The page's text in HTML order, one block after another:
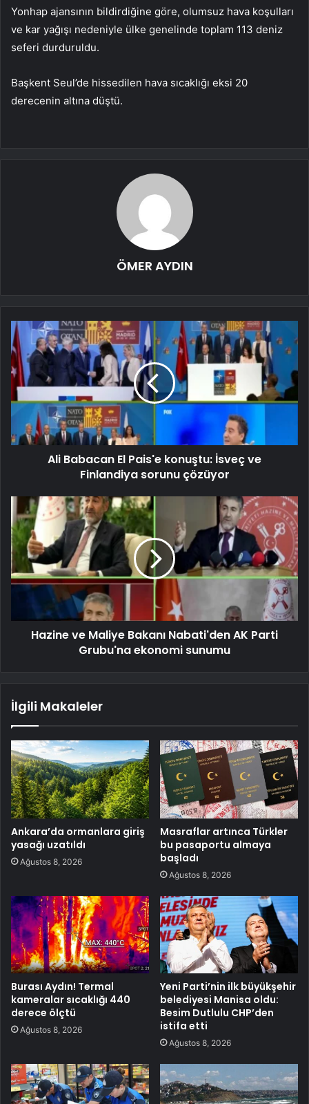
Yonhap ajansının bildirdiğine göre, olumsuz hava koşulları
ve kar yağışı nedeniyle ülke genelinde toplam 113 deniz
seferi durduruldu.
Başkent Seul’de hissedilen hava sıcaklığı eksi 20
derecenin altına düştü.
ÖMER AYDIN
Ali Babacan El Pais'e konuştu: İsveç ve
Finlandiya sorunu çözüyor
Hazine ve Maliye Bakanı Nabati'den AK Parti
Grubu'na ekonomi sunumu
İlgili Makaleler
Ankara’da ormanlara giriş
yasağı uzatıldı
Ağustos 8, 2026
Masraflar artınca Türkler
bu pasaportu almaya
başladı
Ağustos 8, 2026
Burası Aydın! Termal
kameralar sıcaklığı 440
derece ölçtü
Ağustos 8, 2026
Yeni Parti’nin ilk büyükşehir
belediyesi Manisa oldu:
Besim Dutlulu CHP’den
istifa etti
Ağustos 8, 2026